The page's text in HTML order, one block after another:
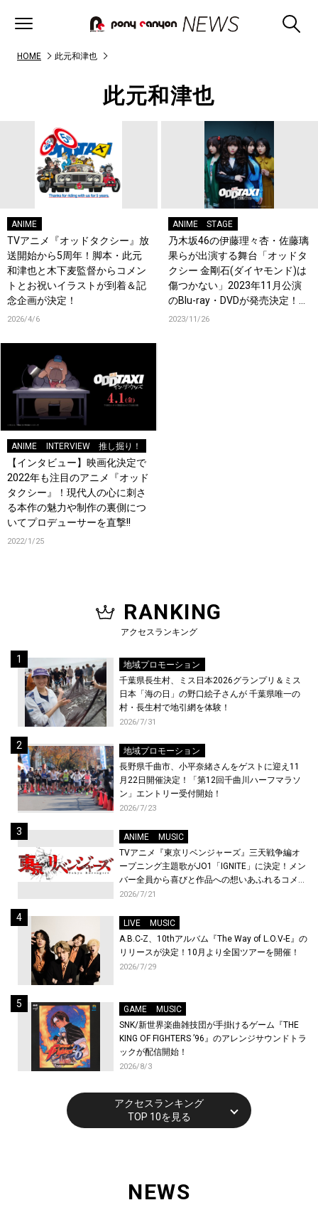
HOME 此元和津也
此元和津也
ANIME
TVアニメ『オッドタクシー』放
送開始から5周年！脚本・此元
和津也と木下麦監督からコメン
トとお祝いイラストが到着＆記
念企画が決定！
2026/4/6
ANIME STAGE
乃木坂46の伊藤理々杏・佐藤璃
果らが出演する舞台「オッドタ
クシー 金剛石(ダイヤモンド)は
傷つかない」2023年11月公演
のBlu-ray・DVDが発売決定！本
編に加えミステリーキッスのラ
2023/11/26
ANIME INTERVIEW 推し掘り！
【インタビュー】映画化決定で
2022年も注目のアニメ『オッド
タクシー』！現代人の心に刺さ
る本作の魅力や制作の裏側につ
いてプロデューサーを直撃!!
2022/1/25
RANKING
アクセスランキング
地域プロモーション
千葉県長生村、ミス日本2026グランプリ＆ミス
日本「海の日」の野口絵子さんが 千葉県唯一の
村・長生村で地引網を体験！
2026/7/31
地域プロモーション
長野県千曲市、小平奈緒さんをゲストに迎え11
月22日開催決定！「第12回千曲川ハーフマラソ
ン」エントリー受付開始！
2026/7/23
ANIME
MUSIC
TVアニメ『東京リベンジャーズ』三天戦争編オ
ープニング主題歌がJO1「IGNITE」に決定！メン
バー全員から喜びと作品への想いあふれるコメン
トが到着！9月に東京・大阪で先行上映会を開
2026/7/21
LIVE
MUSIC
A.B.C-Z、10thアルバム『The Way of L.O.V-E』の
リリースが決定！10月より全国ツアーを開催！
2026/7/29
GAME
MUSIC
SNK/新世界楽曲雑技団が手掛けるゲーム『THE
KING OF FIGHTERS ’96』のアレンジサウンドトラ
ックが配信開始！
2026/8/3
アクセスランキング
TOP 10を見る
NEWS